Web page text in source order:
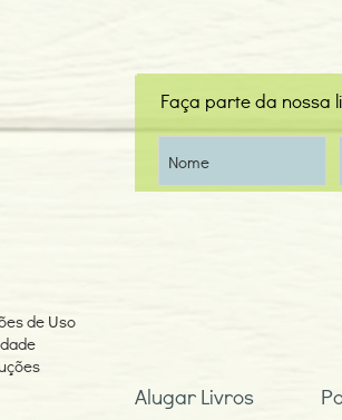
Faça parte da nossa
de Uso
Alugar Livros